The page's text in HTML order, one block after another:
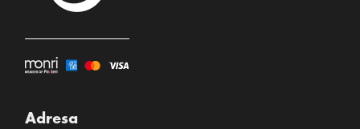
Adresa